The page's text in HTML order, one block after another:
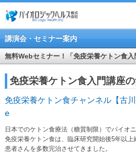
講演会・セミナー案内
無料Webセミナー！「免疫栄養ケトン食入
免疫栄養ケトン食入門講座の
免疫栄養ケトン食チャンネル【古
e
日本でのケトン食療法（糖質制限）でパイオ
免疫栄養ケトン食は、臨床研究開始後5年以
患者さんを多数完治させてきました。